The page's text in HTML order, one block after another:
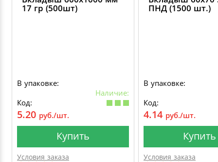
17 гр (500шт)
В упаковке:
Наличие:
Код:
5.20 руб./шт.
Купить
Условия заказа
ПНД (1500 шт.)
В упаковке:
Код:
4.14 руб./шт.
Купить
Условия заказа